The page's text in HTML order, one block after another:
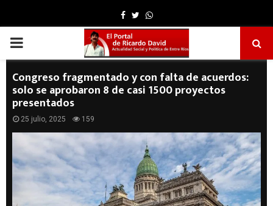
Facebook
TwitterWhatsapp
PRIMARY
MENU
Congreso fragmentado y con falta de acuerdos:
solo se aprobaron 8 de casi 1500 proyectos
presentados
25 julio, 2025 159